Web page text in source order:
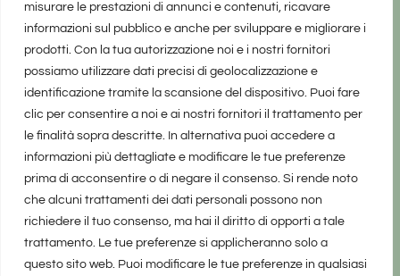
misurare le prestazioni di annunci e contenuti, ricavare
informazioni sul pubblico e anche per sviluppare e migliorare i
prodotti. Con la tua autorizzazione noi e i nostri fornitori
possiamo utilizzare dati precisi di geolocalizzazione e
identificazione tramite la scansione del dispositivo. Puoi fare
clic per consentire a noi e ai nostri fornitori il trattamento per
le finalità sopra descritte. In alternativa puoi accedere a
informazioni più dettagliate e modificare le tue preferenze
prima di acconsentire o di negare il consenso. Si rende noto
che alcuni trattamenti dei dati personali possono non
richiedere il tuo consenso, ma hai il diritto di opporti a tale
trattamento. Le tue preferenze si applicheranno solo a
questo sito web. Puoi modificare le tue preferenze in qualsiasi